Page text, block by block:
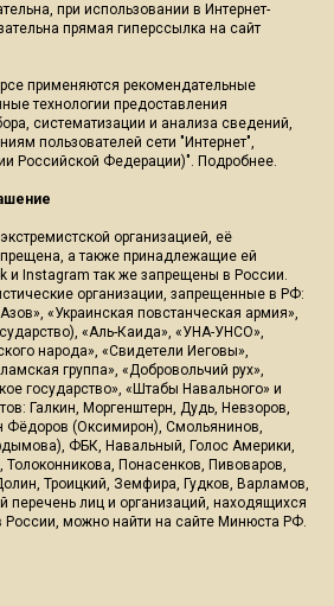
при использовании в Интернет-
прямая гиперссылка на сайт
применяются рекомендательные
технологии предоставления
систематизации и анализа сведений,
пользователей сети "Интернет",
Российской Федерации)". Подробнее.
организацией, её
а также принадлежащие ей
и Instagram так же запрещены в России.
организации, запрещенные в РФ:
«Украинская повстанческая армия»,
«Аль-Каида», «УНА-УНСО»,
народа», «Свидетели Иеговы»,
группа», «Добровольчий рух»,
государство», «Штабы Навального» и
Галкин, Моргенштерн, Дудь, Невзоров,
Фёдоров (Оксимирон), Смольянинов,
ФБК, Навальный, Голос Америки,
Понасенков, Пивоваров,
Троицкий, Земфира, Гудков, Варламов,
перечень лиц и организаций, находящихся
можно найти на сайте Минюста РФ.